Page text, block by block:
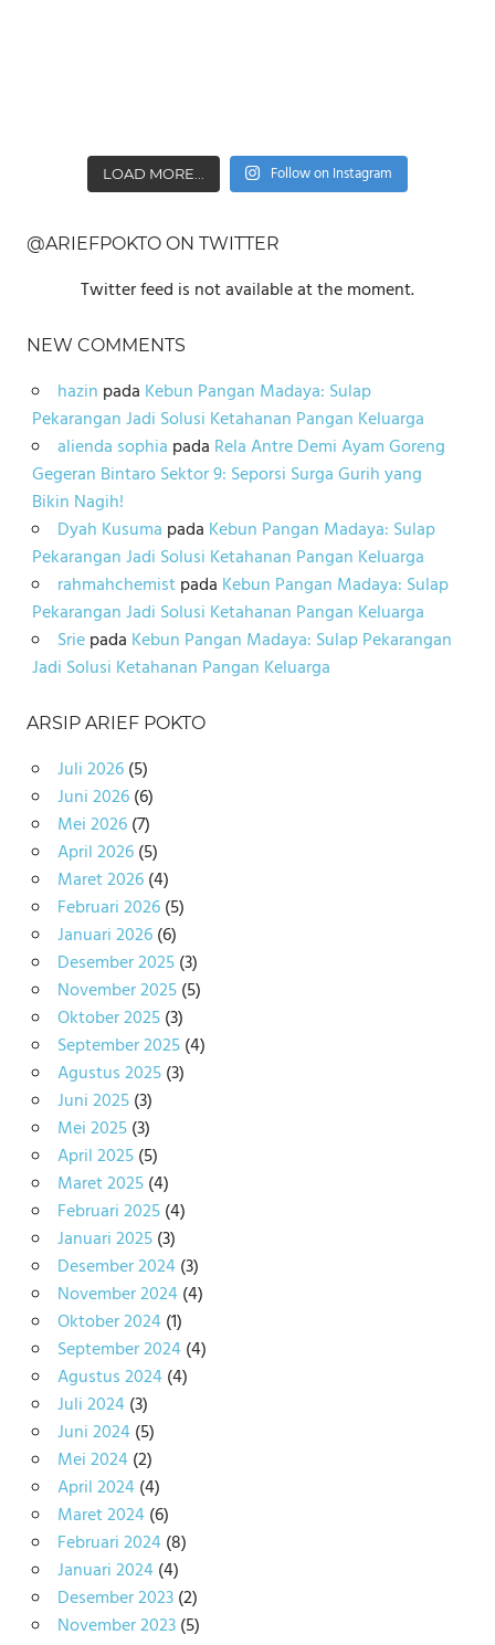
LOAD MORE... Follow on Instagram
@ARIEFPOKTO ON TWITTER
Twitter feed is not available at the moment.
NEW COMMENTS
hazin pada Kebun Pangan Madaya: Sulap
Pekarangan Jadi Solusi Ketahanan Pangan Keluarga
alienda sophia pada Rela Antre Demi Ayam Goreng
Gegeran Bintaro Sektor 9: Seporsi Surga Gurih yang
Bikin Nagih!
Dyah Kusuma pada Kebun Pangan Madaya: Sulap
Pekarangan Jadi Solusi Ketahanan Pangan Keluarga
rahmahchemistpada Kebun Pangan Madaya: Sulap
Pekarangan Jadi Solusi Ketahanan Pangan Keluarga
Sriepada Kebun Pangan Madaya: Sulap Pekarangan
Jadi Solusi Ketahanan Pangan Keluarga
ARSIP ARIEF POKTO
Juli 2026(5)
Juni 2026(6)
Mei 2026(7)
April 2026(5)
Maret 2026(4)
Februari 2026(5)
Januari 2026(6)
Desember 2025(3)
November 2025(5)
Oktober 2025(3)
September 2025(4)
Agustus 2025(3)
Juni 2025(3)
Mei 2025(3)
April 2025(5)
Maret 2025(4)
Februari 2025(4)
Januari 2025(3)
Desember 2024(3)
November 2024(4)
Oktober 2024(1)
September 2024(4)
Agustus 2024(4)
Juli 2024(3)
Juni 2024(5)
Mei 2024(2)
April 2024(4)
Maret 2024(6)
Februari 2024(8)
Januari 2024(4)
Desember 2023(2)
November 2023(5)